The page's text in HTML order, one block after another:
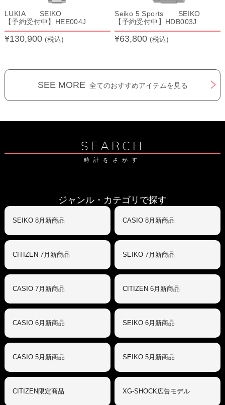
LUKIA SEIKO
【予約受付中】HEE004J
¥130,900 (税込)
Seiko 5 Sports SEIKO
【予約受付中】HDB003J
¥63,800 (税込)
SEE MORE 全てのおすすめアイテムを見る
SEARCH
時計をさがす
ジャンル・カテゴリで探す
SEIKO 8月新商品 CASIO 8月新商品
CITIZEN 7月新商品 SEIKO 7月新商品
CASIO 7月新商品 CITIZEN 6月新商品
CASIO 6月新商品 SEIKO 6月新商品
CASIO 5月新商品 SEIKO 5月新商品
CITIZEN限定商品 XG-SHOCK広告モデル